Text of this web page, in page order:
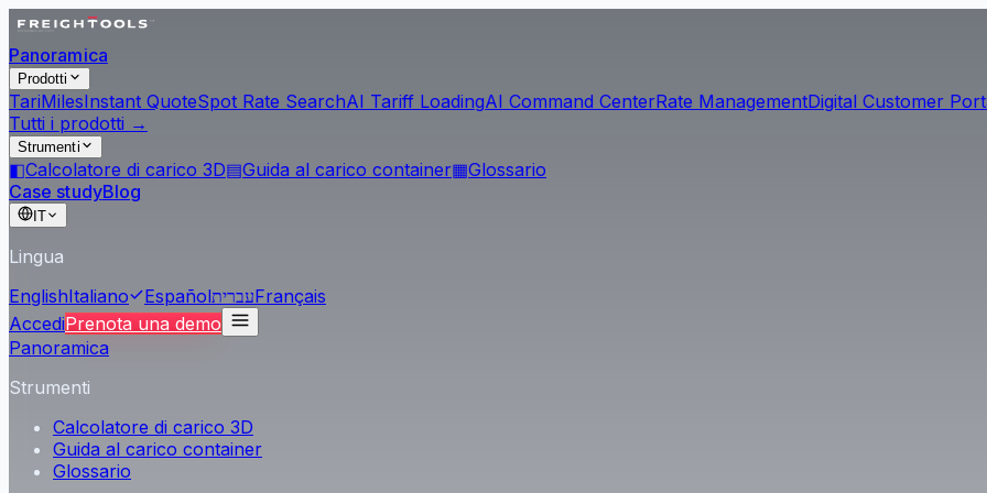
Panoramica
Prodotti
TariMilesInstant QuoteSpot Rate SearchAI Tariff LoadingAI Command CenterRate ManagementDigital Customer
Tutti i prodotti →
Strumenti
◧Calcolatore di carico 3D▤Guida al carico container▦Glossario
Case studyBlog
IT
Lingua
EnglishItaliano EspañolעבריתFrançais
AccediPrenota una demo
Panoramica
Strumenti
Calcolatore di carico 3D
Guida al carico container
Glossario